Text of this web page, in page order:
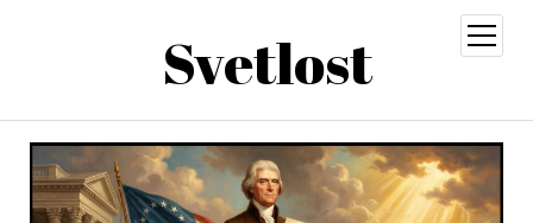
Svetlost
open
menu